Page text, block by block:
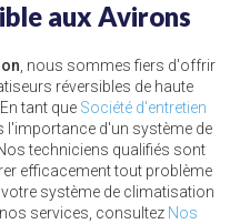
aux Avirons
, nous sommes fiers d'offrir
réversibles de haute
tant que Société d'entretien
l'importance d'un système de
techniciens qualifiés sont
efficacement tout problème
système de climatisation
services, consultez Nos